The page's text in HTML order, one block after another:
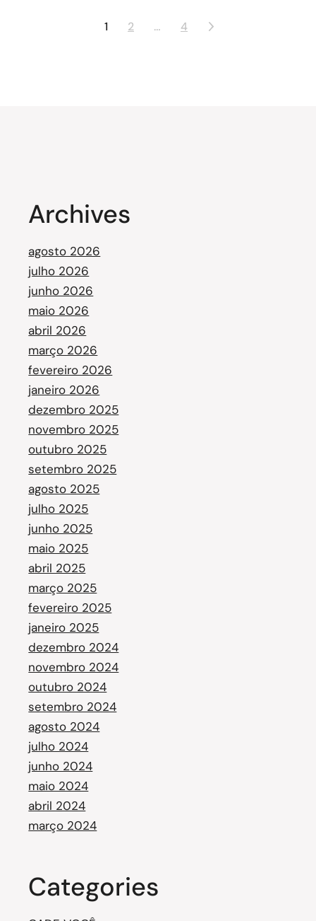
1 2 … 4
Archives
agosto 2026
julho 2026
junho 2026
maio 2026
abril 2026
março 2026
fevereiro 2026
janeiro 2026
dezembro 2025
novembro 2025
outubro 2025
setembro 2025
agosto 2025
julho 2025
junho 2025
maio 2025
abril 2025
março 2025
fevereiro 2025
janeiro 2025
dezembro 2024
novembro 2024
outubro 2024
setembro 2024
agosto 2024
julho 2024
junho 2024
maio 2024
abril 2024
março 2024
Categories